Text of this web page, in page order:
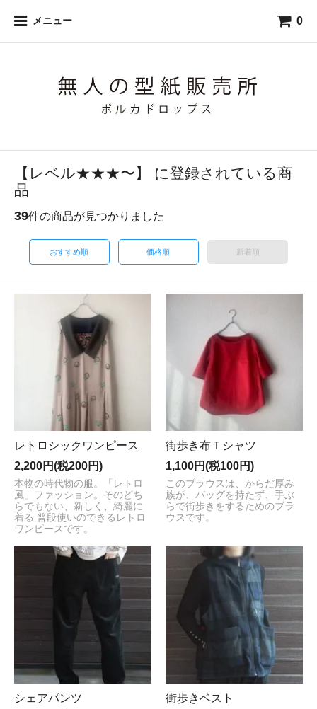
メニュー 0
【レベル★★★〜】 に登録されている商
品
39件の商品が見つかりました
おすすめ順 価格順 新着順
レトロシックワンピース
2,200円(税200円)
本物の時代物の服。「レトロ
風」ファッション。そのどち
らでもない、新しく、綺麗に
着る 普段使いのできるレトロ
ワンピースです。
街歩き布Ｔシャツ
1,100円(税100円)
このブラウスは、からだ厚み
族が、バッグを持たず、手ぶ
らで街歩きをするためのブラ
ウスです。
シェアパンツ
街歩きベスト